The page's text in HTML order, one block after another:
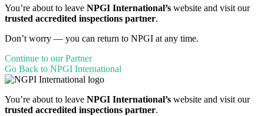
You’re about to leave NPGI International’s website and visit our
trusted accredited inspections partner.
Don’t worry — you can return to NPGI at any time.
Continue to our Partner
Go Back to NPGI International
You’re about to leave NPGI International’s website and visit our
trusted accredited inspections partner.